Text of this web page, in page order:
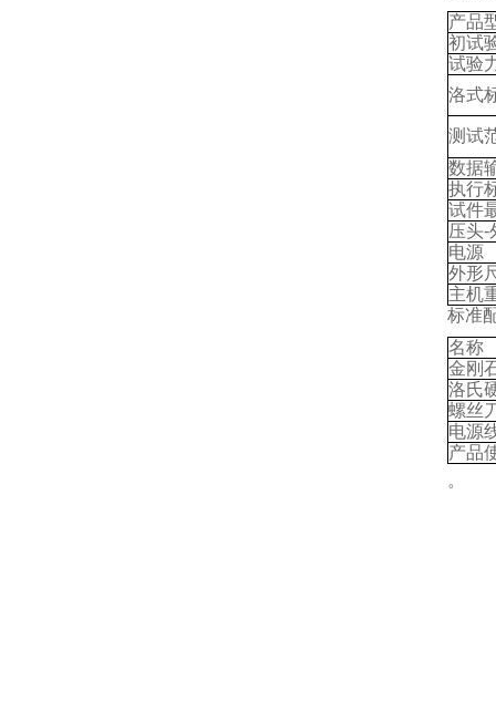
产品
初试
试验
洛式
测试
数据
执行
试件
压头-
电源
外形
主机
标准
名称
金刚
洛氏
螺丝
电源
产品
。